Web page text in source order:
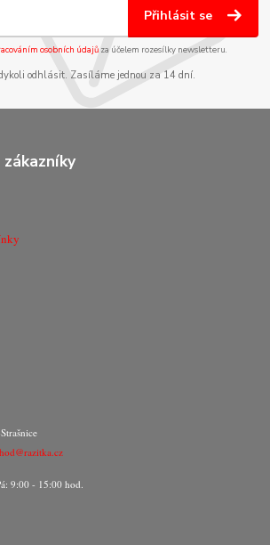
Přihlásit se
osobních údajůza účelem rozesílky newsletteru.
odhlásit. Zasíláme jednou za 14 dní.
9:00 - 15:00 hod.